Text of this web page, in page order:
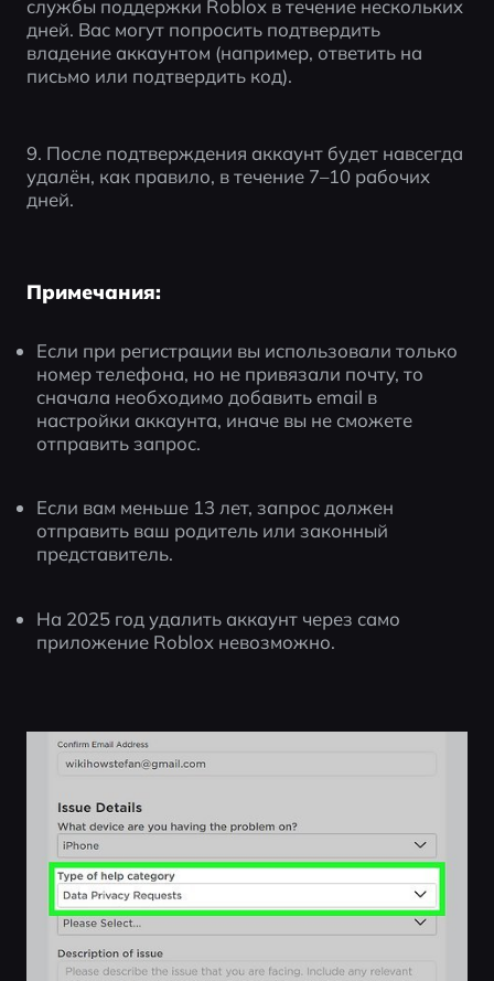
службы поддержки Roblox в течение нескольких
дней. Вас могут попросить подтвердить
владение аккаунтом (например, ответить на
письмо или подтвердить код).
9. После подтверждения аккаунт будет навсегда
удалён, как правило, в течение 7–10 рабочих
дней.
Примечания:
Если при регистрации вы использовали только
номер телефона, но не привязали почту, то
сначала необходимо добавить email в
настройки аккаунта, иначе вы не сможете
отправить запрос.
Если вам меньше 13 лет, запрос должен
отправить ваш родитель или законный
представитель.
На 2025 год удалить аккаунт через само
приложение Roblox невозможно.